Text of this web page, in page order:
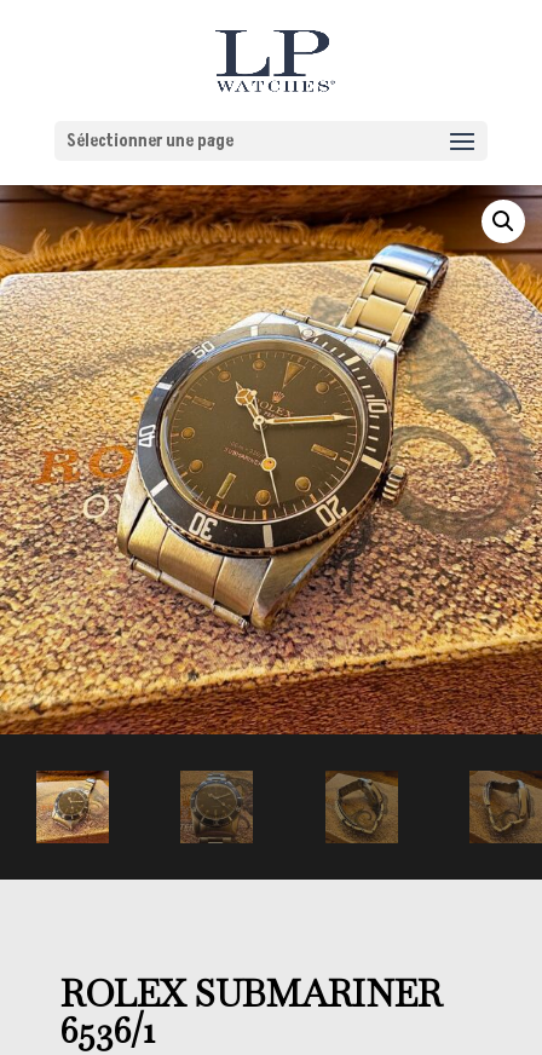
Sélectionner une page
ROLEX SUBMARINER
6536/1